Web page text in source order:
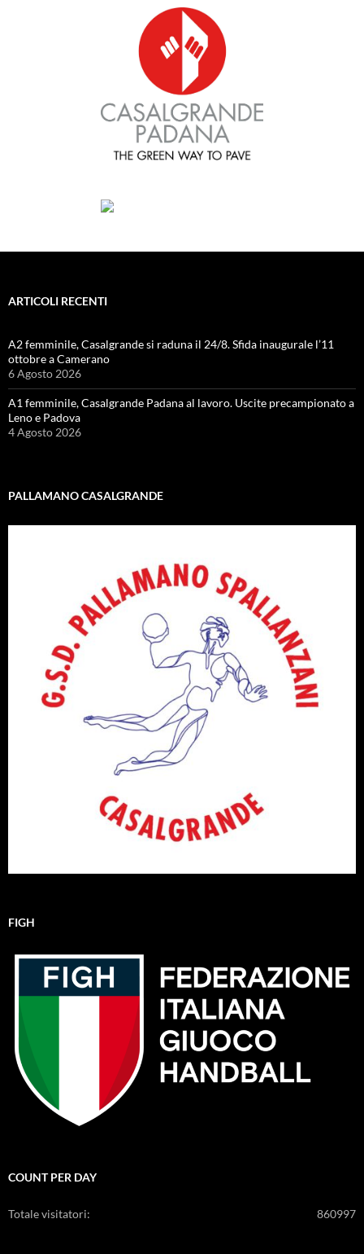
ARTICOLI RECENTI
A2 femminile, Casalgrande si raduna il 24/8. Sfida inaugurale l’11
ottobre a Camerano
6 Agosto 2026
A1 femminile, Casalgrande Padana al lavoro. Uscite precampionato a
Leno e Padova
4 Agosto 2026
PALLAMANO CASALGRANDE
FIGH
COUNT PER DAY
860997
Totale visitatori: